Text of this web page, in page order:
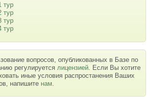
тур
тур
тур
тур
вопросов, опубликованных в Базе по
регулируется лицензией . Если Вы хотите
иные условия распростанения Ваших
напишите нам